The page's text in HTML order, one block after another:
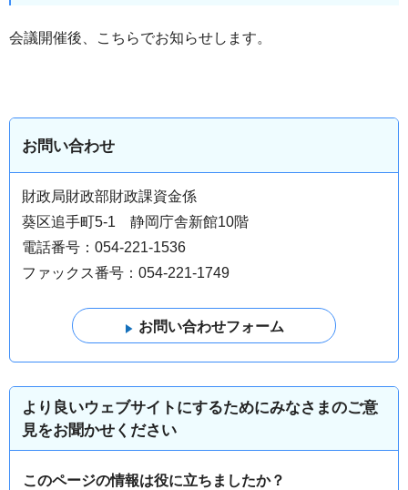
会議開催後、こちらでお知らせします。
お問い合わせ
財政局財政部財政課資金係
葵区追手町5-1 静岡庁舎新館10階
電話番号：054-221-1536
ファックス番号：054-221-1749
より良いウェブサイトにするためにみなさまのご意
見をお聞かせください
このページの情報は役に立ちましたか？